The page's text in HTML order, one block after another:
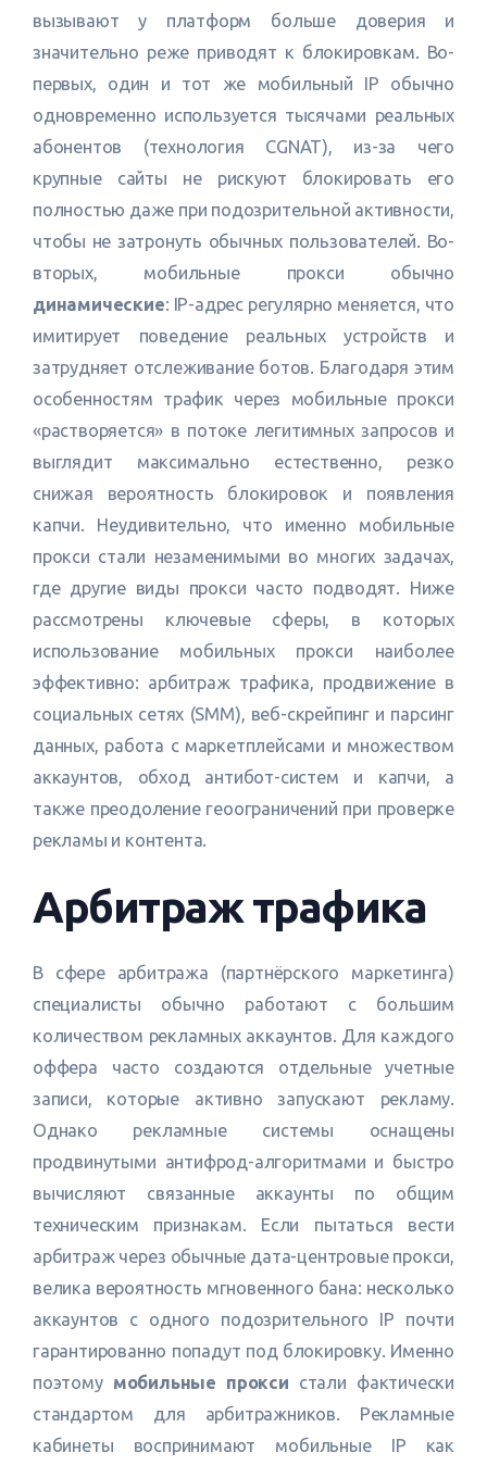
вызывают у платформ больше доверия и
значительно реже приводят к блокировкам. Во-
первых, один и тот же мобильный IP обычно
одновременно используется тысячами реальных
абонентов (технология CGNAT), из-за чего
крупные сайты не рискуют блокировать его
полностью даже при подозрительной активности,
чтобы не затронуть обычных пользователей. Во-
вторых, мобильные прокси обычно
динамические: IP-адрес регулярно меняется, что
имитирует поведение реальных устройств и
затрудняет отслеживание ботов. Благодаря этим
особенностям трафик через мобильные прокси
«растворяется» в потоке легитимных запросов и
выглядит максимально естественно, резко
снижая вероятность блокировок и появления
капчи. Неудивительно, что именно мобильные
прокси стали незаменимыми во многих задачах,
где другие виды прокси часто подводят. Ниже
рассмотрены ключевые сферы, в которых
использование мобильных прокси наиболее
эффективно: арбитраж трафика, продвижение в
социальных сетях (SMM), веб-скрейпинг и парсинг
данных, работа с маркетплейсами и множеством
аккаунтов, обход антибот-систем и капчи, а
также преодоление геоограничений при проверке
рекламы и контента.
Арбитраж трафика
В сфере арбитража (партнёрского маркетинга)
специалисты обычно работают с большим
количеством рекламных аккаунтов. Для каждого
оффера часто создаются отдельные учетные
записи, которые активно запускают рекламу.
Однако рекламные системы оснащены
продвинутыми антифрод-алгоритмами и быстро
вычисляют связанные аккаунты по общим
техническим признакам. Если пытаться вести
арбитраж через обычные дата-центровые прокси,
велика вероятность мгновенного бана: несколько
аккаунтов с одного подозрительного IP почти
гарантированно попадут под блокировку. Именно
поэтому мобильные прокси стали фактически
стандартом для арбитражников. Рекламные
кабинеты воспринимают мобильные IP как